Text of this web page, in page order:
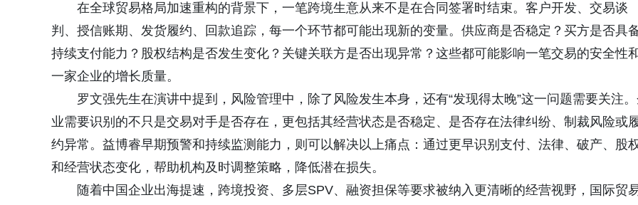
在全球贸易格局加速重构的背景下，一笔跨境生意从来不是在合同签署时结束。客户开发、交易谈
判、授信账期、发货履约、回款追踪，每一个环节都可能出现新的变量。供应商是否稳定？买方是否具
持续支付能力？股权结构是否发生变化？关键关联方是否出现异常？这些都可能影响一笔交易的安全性
一家企业的增长质量。
罗文强先生在演讲中提到，风险管理中，除了风险发生本身，还有“发现得太晚”这一问题需要关注
业需要识别的不只是交易对手是否存在，更包括其经营状态是否稳定、是否存在法律纠纷、制裁风险或
约异常。益博睿早期预警和持续监测能力，则可以解决以上痛点：通过更早识别支付、法律、破产、股
和经营状态变化，帮助机构及时调整策略，降低潜在损失。
随着中国企业出海提速，跨境投资、多层SPV、融资担保等要求被纳入更清晰的经营视野，国际贸